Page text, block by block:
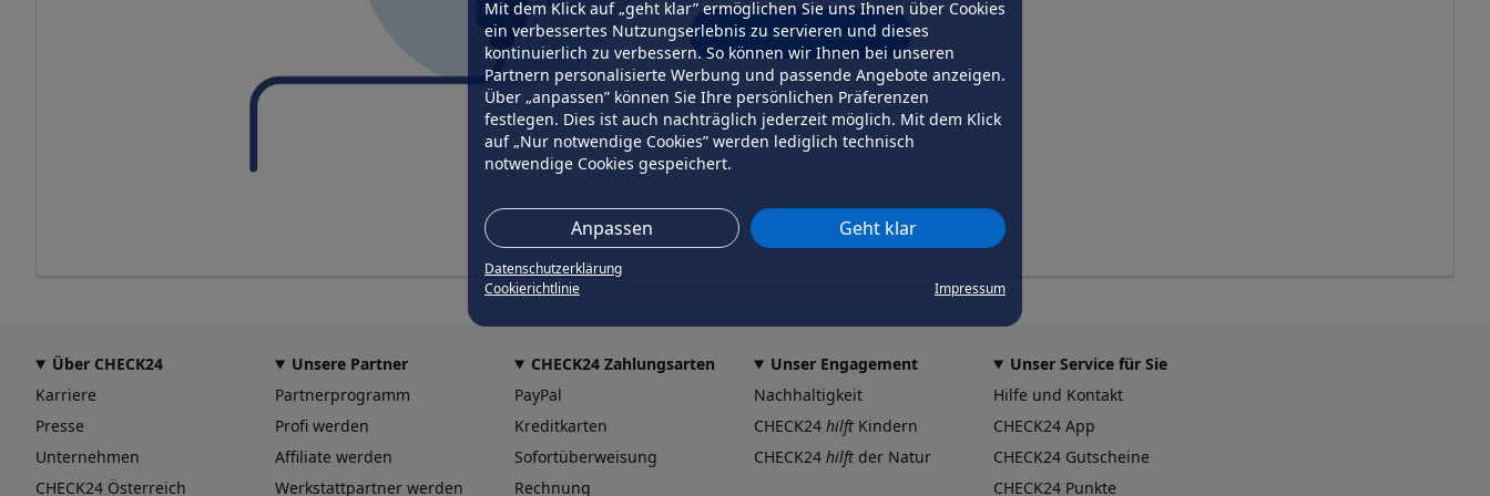
Mit dem Klick auf „geht klar” ermöglichen Sie uns Ihnen über Cookies
ein verbessertes Nutzungserlebnis zu servieren und dieses
kontinuierlich zu verbessern. So können wir Ihnen bei unseren
Partnern personalisierte Werbung und passende Angebote anzeigen.
Über „anpassen” können Sie Ihre persönlichen Präferenzen
festlegen. Dies ist auch nachträglich jederzeit möglich. Mit dem Klick
auf „Nur notwendige Cookies” werden lediglich technisch
notwendige Cookies gespeichert.
Anpassen Geht klar
Datenschutzerklärung
Cookierichtlinie
Impressum
erneut versuchen
Über CHECK24
Karriere
Presse
Unternehmen
CHECK24 Österreich
Unsere Partner
Partnerprogramm
Profi werden
Affiliate werden
Werkstattpartner werden
CHECK24 Zahlungsarten
PayPal
Kreditkarten
Sofortüberweisung
Rechnung
Unser Engagement
Nachhaltigkeit
CHECK24 hilft Kindern
CHECK24 hilft der Natur
Unser Service für Sie
Hilfe und Kontakt
CHECK24 App
CHECK24 Gutscheine
CHECK24 Punkte